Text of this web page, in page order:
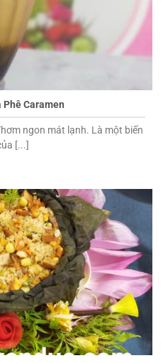
Phê Caramen
ngon mát lạnh. Là một biến
[...]